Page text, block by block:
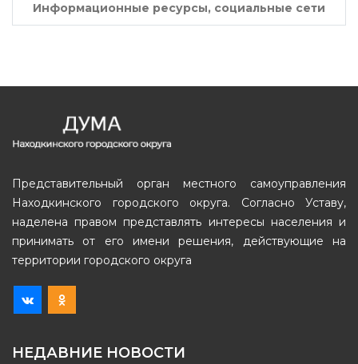
Информационные ресурсы, социальные сети
Представительный орган местного самоуправления
Находкинского городского округа. Согласно Уставу,
наделена правом представлять интересы населения и
принимать от его имени решения, действующие на
территории городского округа
НЕДАВНИЕ НОВОСТИ